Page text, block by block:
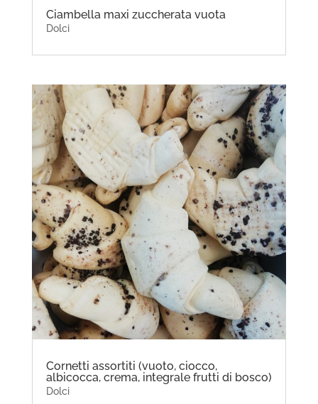
Ciambella maxi zuccherata vuota
Dolci
Cornetti assortiti (vuoto, ciocco,
albicocca, crema, integrale frutti di bosco)
Dolci